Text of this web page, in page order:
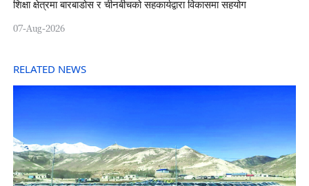
शिक्षा क्षेत्रमा बारबाडोस र चीनबीचको सहकार्यद्वारा विकासमा सहयोग
07-Aug-2026
RELATED NEWS